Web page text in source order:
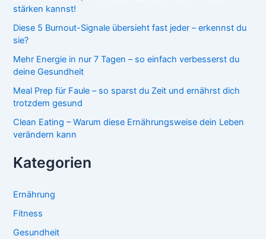
stärken kannst!
Diese 5 Burnout-Signale übersieht fast jeder – erkennst du
sie?
Mehr Energie in nur 7 Tagen – so einfach verbesserst du
deine Gesundheit
Meal Prep für Faule – so sparst du Zeit und ernährst dich
trotzdem gesund
Clean Eating – Warum diese Ernährungsweise dein Leben
verändern kann
Kategorien
Ernährung
Fitness
Gesundheit